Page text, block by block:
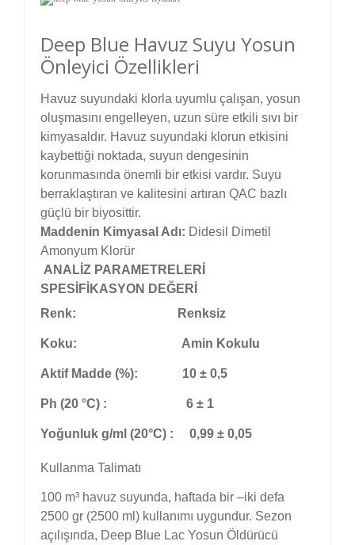
Deep Blue Havuz Suyu Yosun
Önleyici Özellikleri
Havuz suyundaki klorla uyumlu çalışan, yosun
oluşmasını engelleyen, uzun süre etkili sıvı bir
kimyasaldır. Havuz suyundaki klorun etkisini
kaybettiği noktada, suyun dengesinin
korunmasında önemli bir etkisi vardır. Suyu
berraklaştıran ve kalitesini artıran QAC bazlı
güçlü bir biyosittir.
Maddenin Kimyasal Adı: Didesil Dimetil
Amonyum Klorür
A NALİZ PARAMETRELERİ
SPESİFİKASYON DEĞERİ
Renk: Renksiz
Koku: Amin Kokulu
Aktif Madde (%): 10 ± 0,5
Ph (20 °C) : 6 ± 1
Yoğunluk g/ml (20°C) : 0,99 ± 0,05
Kullanma Talimatı
100 m³ havuz suyunda, haftada bir –iki defa
2500 gr (2500 ml) kullanımı uygundur. Sezon
açılışında, Deep Blue Lac Yosun Öldürücü